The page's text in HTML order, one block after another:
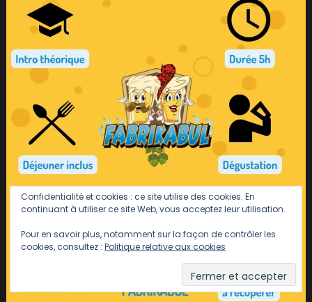
Confidentialité et cookies : ce site utilise des cookies. En
continuant à utiliser ce site Web, vous acceptez leur utilisation.
Pour en savoir plus, notamment sur la façon de contrôler les
cookies, consultez : Politique relative aux cookies